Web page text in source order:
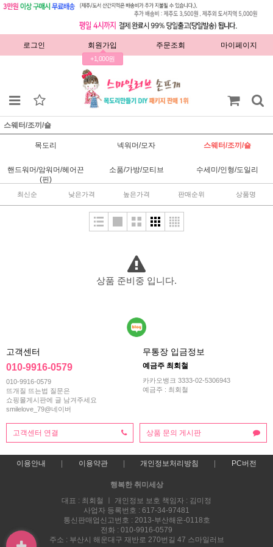
로그인 회원가입
+1,000원
주문조회 마이페이지
스웨터/조끼/숄
목도리 넥워머/모자 스웨터/조끼/숄
핸드워머/암워머/헤어끈
(핀)
소품/가방/모티브 수세미/인형/도일리
최신순 낮은가격 높은가격 판매순위 상품명
상품 준비중 입니다.
고객센터
010-9916-0579
010-9916-0579
뜨개질 뜨는법 질문은
쇼핑몰게시판에 글 남겨주세요
smilelove_79@네이버
무통장 입금정보
예금주 최회철
카카오뱅크 3333-02-5306943
예금주 : 최회철
고객센터 연결 상품 문의 게시판
이용안내 이용약관 개인정보처리방침 PC버전
행복한 취미세상
대표 : 최회철 ㅣ 개인정보 보호 책임자 : 김미정
사업자 등록번호 : 617-34-97481
통신판매업신고번호 : 2013-부산해운-0118호
전화 : 010-9916-0579
주소 : 부산시 해운대구 재반로 270번길 47 스마일러브